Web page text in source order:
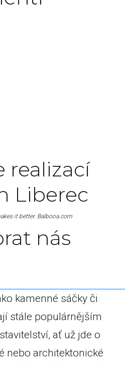
realizací
Liberec
it better. Balbooa.com
nás
kamenné sáčky či
stále populárnějším
ať už jde o
nebo architektonické